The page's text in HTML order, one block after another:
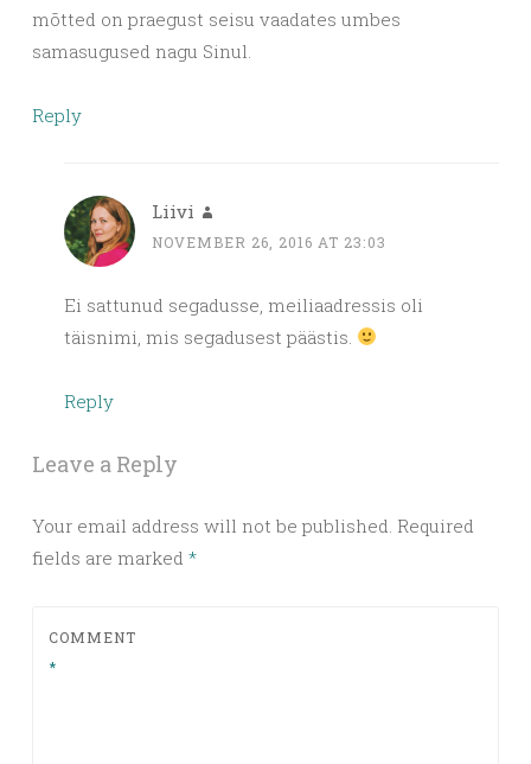
mõtted on praegust seisu vaadates umbes
samasugused nagu Sinul.
Reply
Liivi
NOVEMBER 26, 2016 AT 23:03
Ei sattunud segadusse, meiliaadressis oli
täisnimi, mis segadusest päästis.
Reply
Leave a Reply
Your email address will not be published. Required
fields are marked *
COMMENT
*